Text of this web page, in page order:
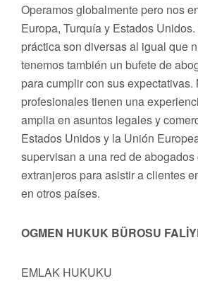
Operamos globalmente pero nos
Europa, Turquía y Estados
práctica son diversas al igual que
tenemos también un bufete de
para cumplir con sus expectativas.
profesionales tienen una
amplia en asuntos legales y
Estados Unidos y la Unión
supervisan a una red de
extranjeros para asistir a clientes
en otros países.
OGMEN HUKUK BÜROSU
EMLAK HUKUKU